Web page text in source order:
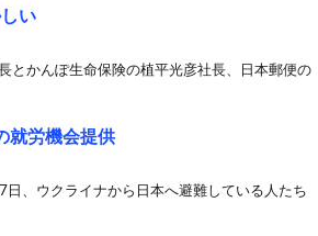
い
かんぽ生命保険の植平光彦社長、日本郵便の
就労機会提供
、ウクライナから日本へ避難している人たち